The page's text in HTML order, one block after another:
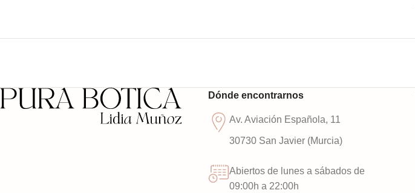
Dónde encontrarnos
Av. Aviación Española, 11
30730 San Javier (Murcia)
Abiertos de lunes a sábados de
09:00h a 22:00h